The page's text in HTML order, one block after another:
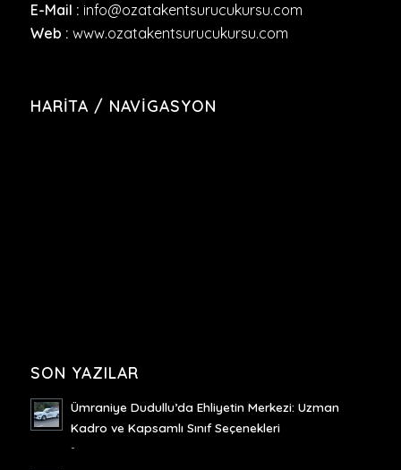
E-Mail : info@ozatakentsurucukursu.com
Web : www.ozatakentsurucukursu.com
HARITA / NAVIGASYON
SON YAZILAR
Ümraniye Dudullu’da Ehliyetin Merkezi: Uzman
Kadro ve Kapsamlı Sınıf Seçenekleri
-